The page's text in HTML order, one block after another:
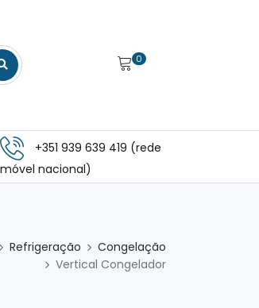
0
+351 939 639 419 (rede
móvel nacional)
Refrigeração
Congelação
Vertical Congelador